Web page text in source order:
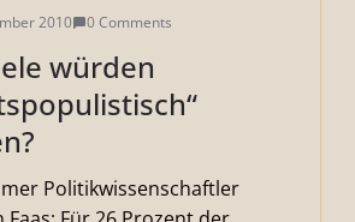
2010 0 Comments
würden
Politikwissenschaftler